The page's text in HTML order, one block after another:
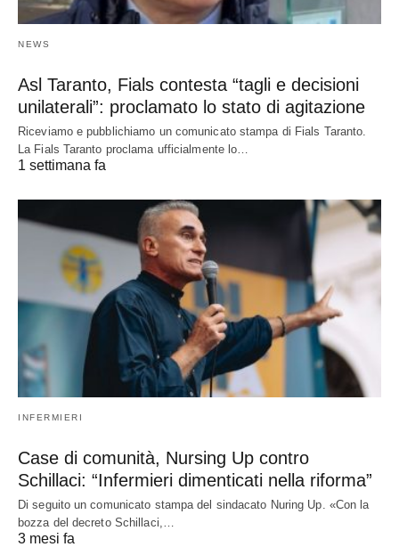
NEWS
Asl Taranto, Fials contesta “tagli e decisioni
unilaterali”: proclamato lo stato di agitazione
Riceviamo e pubblichiamo un comunicato stampa di Fials Taranto.
La Fials Taranto proclama ufficialmente lo…
1 settimana fa
INFERMIERI
Case di comunità, Nursing Up contro
Schillaci: “Infermieri dimenticati nella riforma”
Di seguito un comunicato stampa del sindacato Nuring Up. «Con la
bozza del decreto Schillaci,…
3 mesi fa